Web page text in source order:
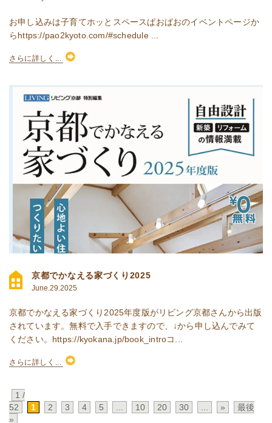
お申し込みは子育てホッとスペースぱおぱおのイベントページか
らhttps://pao2kyoto.com/#schedule ...
さらに詳しく...
京都でかなえる家づくり2025
June.29.2025
京都でかなえる家づくり2025年度版がリビング京都さんから出版
されています。無料で入手できますので、↓から申し込んでみて
ください。https://kyokana.jp/book_introコ...
さらに詳しく...
1 /
52
1 2 3 4 5 10 20 30 »
最後
»